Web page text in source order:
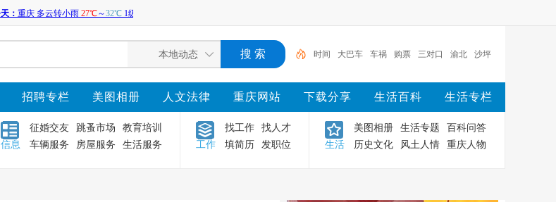
时间 大巴车 车祸 购票 三对口 渝北 沙坪
坝 渝中 重庆 主城
招聘专栏 美图相册 人文法律 重庆网站 下载分享 生活百科 生活专栏
信息
征婚交友 跳蚤市场
教育培训
车辆服务
房屋服务 生活服务 工作
找工作
找人才
填简历
发职位 生活
美图相册 生活专题
百科问答
历史文化
风土人情 重庆人物